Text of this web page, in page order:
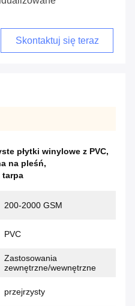
Skontaktuj się teraz
płytki winylowe z PVC,
na pleśń,
tarpa
200-2000 GSM
PVC
Zastosowania
zewnętrzne/wewnętrzne
przejrzysty